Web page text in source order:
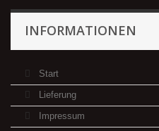
INFORMATIONEN
Start
Lieferung
Impressum